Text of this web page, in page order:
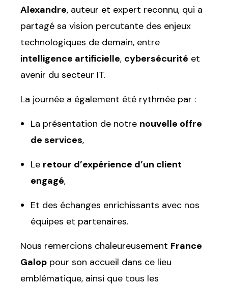
Alexandre, auteur et expert reconnu, qui a
partagé sa vision percutante des enjeux
technologiques de demain, entre
intelligence artificielle, cybersécurité et
avenir du secteur IT.
La journée a également été rythmée par :
La présentation de notre nouvelle offre
de services,
Le retour d’expérience d’un client
engagé,
Et des échanges enrichissants avec nos
équipes et partenaires.
Nous remercions chaleureusement France
Galop pour son accueil dans ce lieu
emblématique, ainsi que tous les